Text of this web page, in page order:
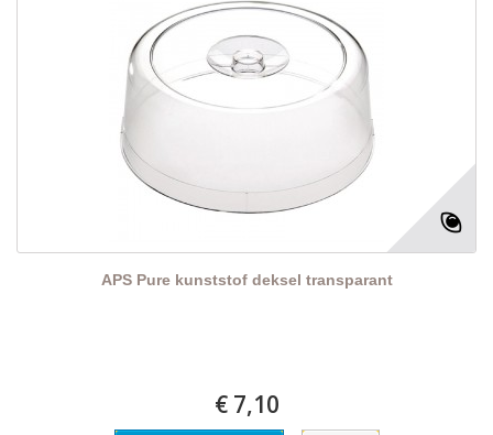
APS Pure kunststof deksel transparant
€ 7,10